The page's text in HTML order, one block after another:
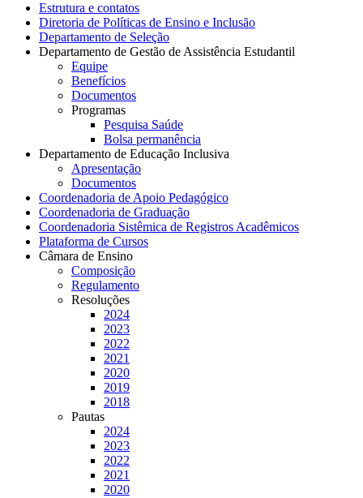
Estrutura e contatos
Diretoria de Políticas de Ensino e Inclusão
Departamento de Seleção
Departamento de Gestão de Assistência Estudantil
Equipe
Benefícios
Documentos
Programas
Pesquisa Saúde
Bolsa permanência
Departamento de Educação Inclusiva
Apresentação
Documentos
Coordenadoria de Apoio Pedagógico
Coordenadoria de Graduação
Coordenadoria Sistêmica de Registros Acadêmicos
Plataforma de Cursos
Câmara de Ensino
Composição
Regulamento
Resoluções
2024
2023
2022
2021
2020
2019
2018
Pautas
2024
2023
2022
2021
2020